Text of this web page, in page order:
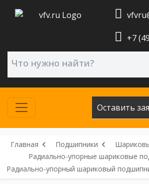
+7
Оставить
Главная Подшипники
Радиально-упорные шариковые
Радиально-упорный шариковый